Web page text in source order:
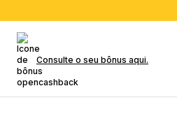
Consulte o seu bônus aqui.